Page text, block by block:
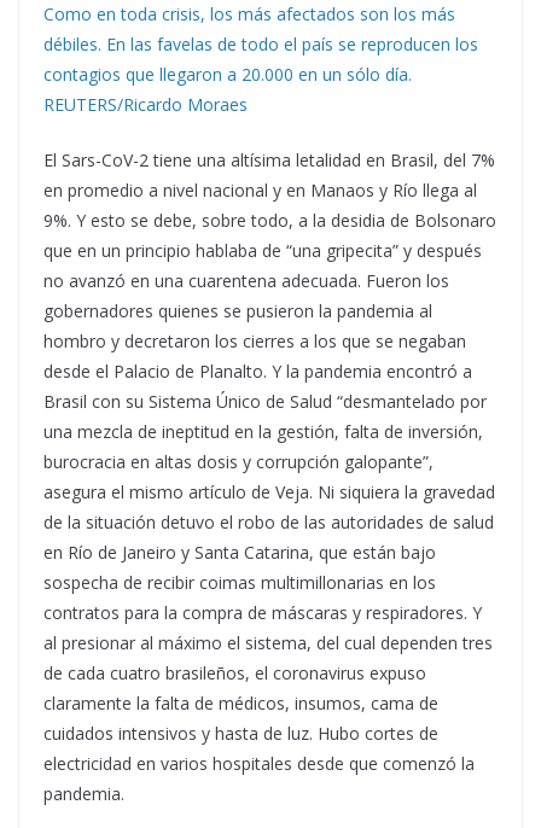
Como en toda crisis, los más afectados son los más
débiles. En las favelas de todo el país se reproducen los
contagios que llegaron a 20.000 en un sólo día.
REUTERS/Ricardo Moraes
El Sars-CoV-2 tiene una altísima letalidad en Brasil, del 7%
en promedio a nivel nacional y en Manaos y Río llega al
9%. Y esto se debe, sobre todo, a la desidia de Bolsonaro
que en un principio hablaba de “una gripecita” y después
no avanzó en una cuarentena adecuada. Fueron los
gobernadores quienes se pusieron la pandemia al
hombro y decretaron los cierres a los que se negaban
desde el Palacio de Planalto. Y la pandemia encontró a
Brasil con su Sistema Único de Salud “desmantelado por
una mezcla de ineptitud en la gestión, falta de inversión,
burocracia en altas dosis y corrupción galopante”,
asegura el mismo artículo de Veja. Ni siquiera la gravedad
de la situación detuvo el robo de las autoridades de salud
en Río de Janeiro y Santa Catarina, que están bajo
sospecha de recibir coimas multimillonarias en los
contratos para la compra de máscaras y respiradores. Y
al presionar al máximo el sistema, del cual dependen tres
de cada cuatro brasileños, el coronavirus expuso
claramente la falta de médicos, insumos, cama de
cuidados intensivos y hasta de luz. Hubo cortes de
electricidad en varios hospitales desde que comenzó la
pandemia.